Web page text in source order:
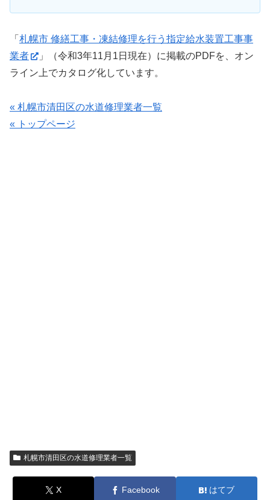
「 札幌市 修繕工事・凍結修理を行う指定給水装置工事事
業者
」（令和3年11月1日現在）に掲載のPDFを、オン
ライン上でカタログ化しています。
« 札幌市清田区の水道修理業者一覧
« トップページ
札幌市清田区の水道修理業者一覧
X Facebook はてブ